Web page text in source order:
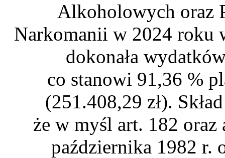
Alkoholowych oraz
Narkomanii w 2024 roku
dokonała
co stanowi 91,36 %
(251.408,29 zł).
że w myśl art. 182
października 1982 r.